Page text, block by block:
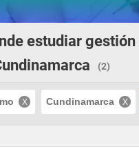
estudiar gestión
(2)
Cundinamarca